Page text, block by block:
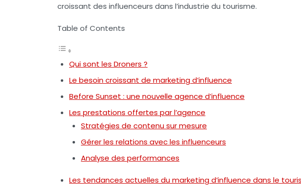
croissant des influenceurs dans l’industrie du tourisme.
Table of Contents
Qui sont les Droners ?
Le besoin croissant de marketing d’influence
Before Sunset : une nouvelle agence d’influence
Les prestations offertes par l’agence
Stratégies de contenu sur mesure
Gérer les relations avec les influenceurs
Analyse des performances
Les tendances actuelles du marketing d’influence dans le